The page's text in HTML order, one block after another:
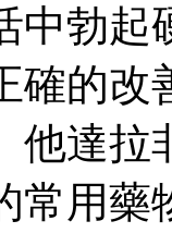
中勃
確的改
他達拉
常用